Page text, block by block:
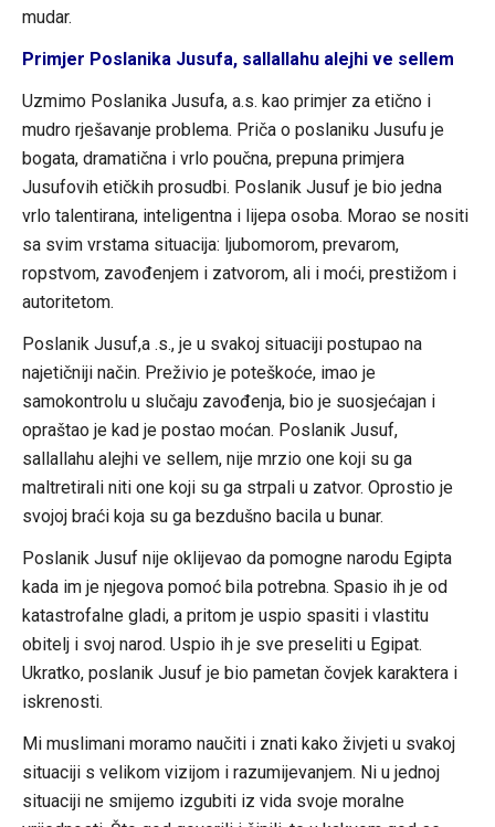
mudar.
Primjer Poslanika Jusufa, sallallahu alejhi ve sellem
Uzmimo Poslanika Jusufa, a.s. kao primjer za etično i
mudro rješavanje problema. Priča o poslaniku Jusufu je
bogata, dramatična i vrlo poučna, prepuna primjera
Jusufovih etičkih prosudbi. Poslanik Jusuf je bio jedna
vrlo talentirana, inteligentna i lijepa osoba. Morao se nositi
sa svim vrstama situacija: ljubomorom, prevarom,
ropstvom, zavođenjem i zatvorom, ali i moći, prestižom i
autoritetom.
Poslanik Jusuf,a .s., je u svakoj situaciji postupao na
najetičniji način. Preživio je poteškoće, imao je
samokontrolu u slučaju zavođenja, bio je suosjećajan i
opraštao je kad je postao moćan. Poslanik Jusuf,
sallallahu alejhi ve sellem, nije mrzio one koji su ga
maltretirali niti one koji su ga strpali u zatvor. Oprostio je
svojoj braći koja su ga bezdušno bacila u bunar.
Poslanik Jusuf nije oklijevao da pomogne narodu Egipta
kada im je njegova pomoć bila potrebna. Spasio ih je od
katastrofalne gladi, a pritom je uspio spasiti i vlastitu
obitelj i svoj narod. Uspio ih je sve preseliti u Egipat.
Ukratko, poslanik Jusuf je bio pametan čovjek karaktera i
iskrenosti.
Mi muslimani moramo naučiti i znati kako živjeti u svakoj
situaciji s velikom vizijom i razumijevanjem. Ni u jednoj
situaciji ne smijemo izgubiti iz vida svoje moralne